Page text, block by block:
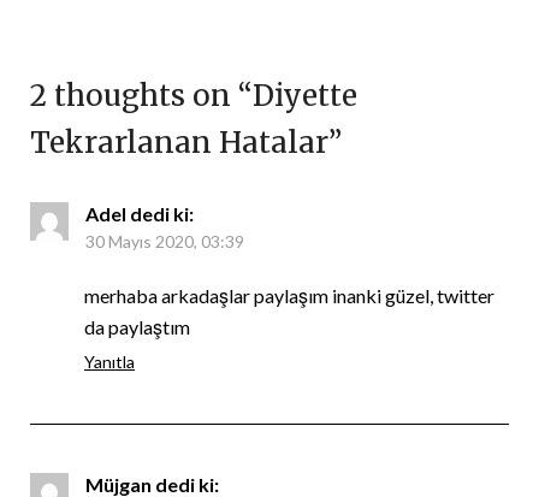
2 thoughts on “Diyette
Tekrarlanan Hatalar”
Adel dedi ki:
30 Mayıs 2020, 03:39
merhaba arkadaşlar paylaşım inanki güzel, twitter
da paylaştım
Yanıtla
Müjgan dedi ki: